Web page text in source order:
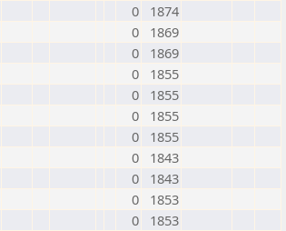
0
1874
0
1869
0
1869
0
1855
0
1855
0
1855
0
1855
0
1843
0
1843
0
1853
0
1853